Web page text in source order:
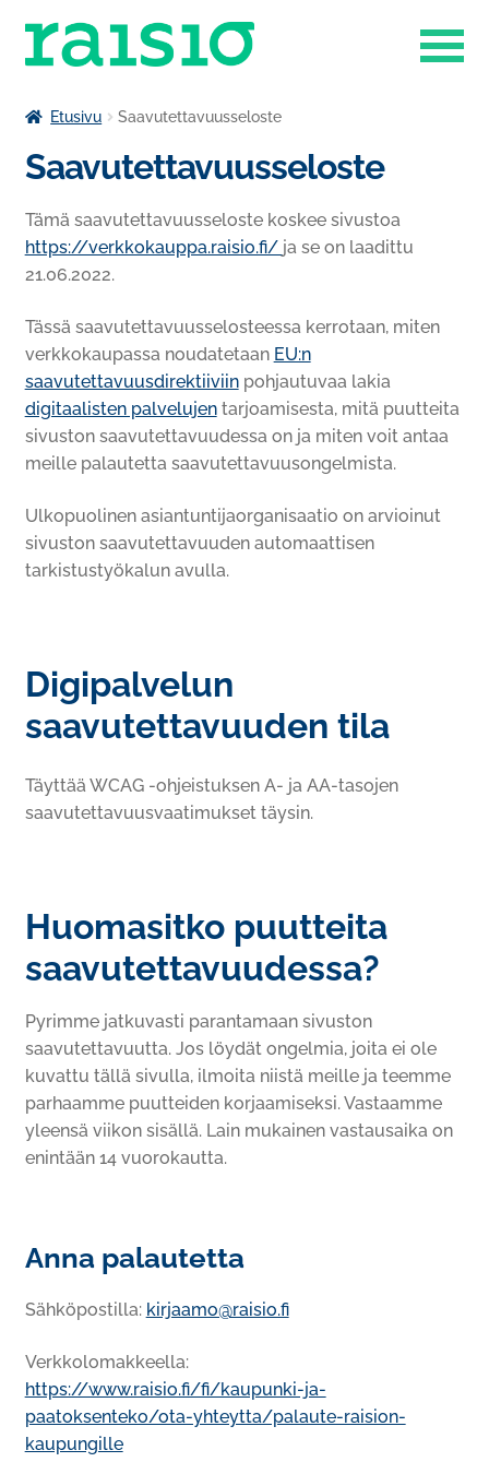
Siirry
Siirry
Liikuntapalvelut
Museokauppa
Raisio-opisto
Ruokapalvelut
tason
Tilavaraukset
Venesatama
Etusivu Saavutettavuusseloste
Saavutettavuusseloste
Tämä saavutettavuusseloste koskee sivustoa
https://verkkokauppa.raisio.fi/ ja se on laadittu
21.06.2022.
Tässä saavutettavuusselosteessa kerrotaan, miten
verkkokaupassa noudatetaan EU:n
saavutettavuusdirektiiviinpohjautuvaa lakia
digitaalisten palvelujentarjoamisesta, mitä puutteita
sivuston saavutettavuudessa on ja miten voit antaa
meille palautetta saavutettavuusongelmista.
Ulkopuolinen asiantuntijaorganisaatio on arvioinut
sivuston saavutettavuuden automaattisen
tarkistustyökalun avulla.
Digipalvelun
saavutettavuuden tila
Täyttää WCAG -ohjeistuksen A- ja AA-tasojen
saavutettavuusvaatimukset täysin.
Huomasitko puutteita
saavutettavuudessa?
Pyrimme jatkuvasti parantamaan sivuston
saavutettavuutta. Jos löydät ongelmia, joita ei ole
kuvattu tällä sivulla, ilmoita niistä meille ja teemme
parhaamme puutteiden korjaamiseksi. Vastaamme
yleensä viikon sisällä. Lain mukainen vastausaika on
enintään 14 vuorokautta.
Anna palautetta
Sähköpostilla: kirjaamo@raisio.fi
Verkkolomakkeella:
https://www.raisio.fi/fi/kaupunki-ja-
paatoksenteko/ota-yhteytta/palaute-raision-
kaupungille